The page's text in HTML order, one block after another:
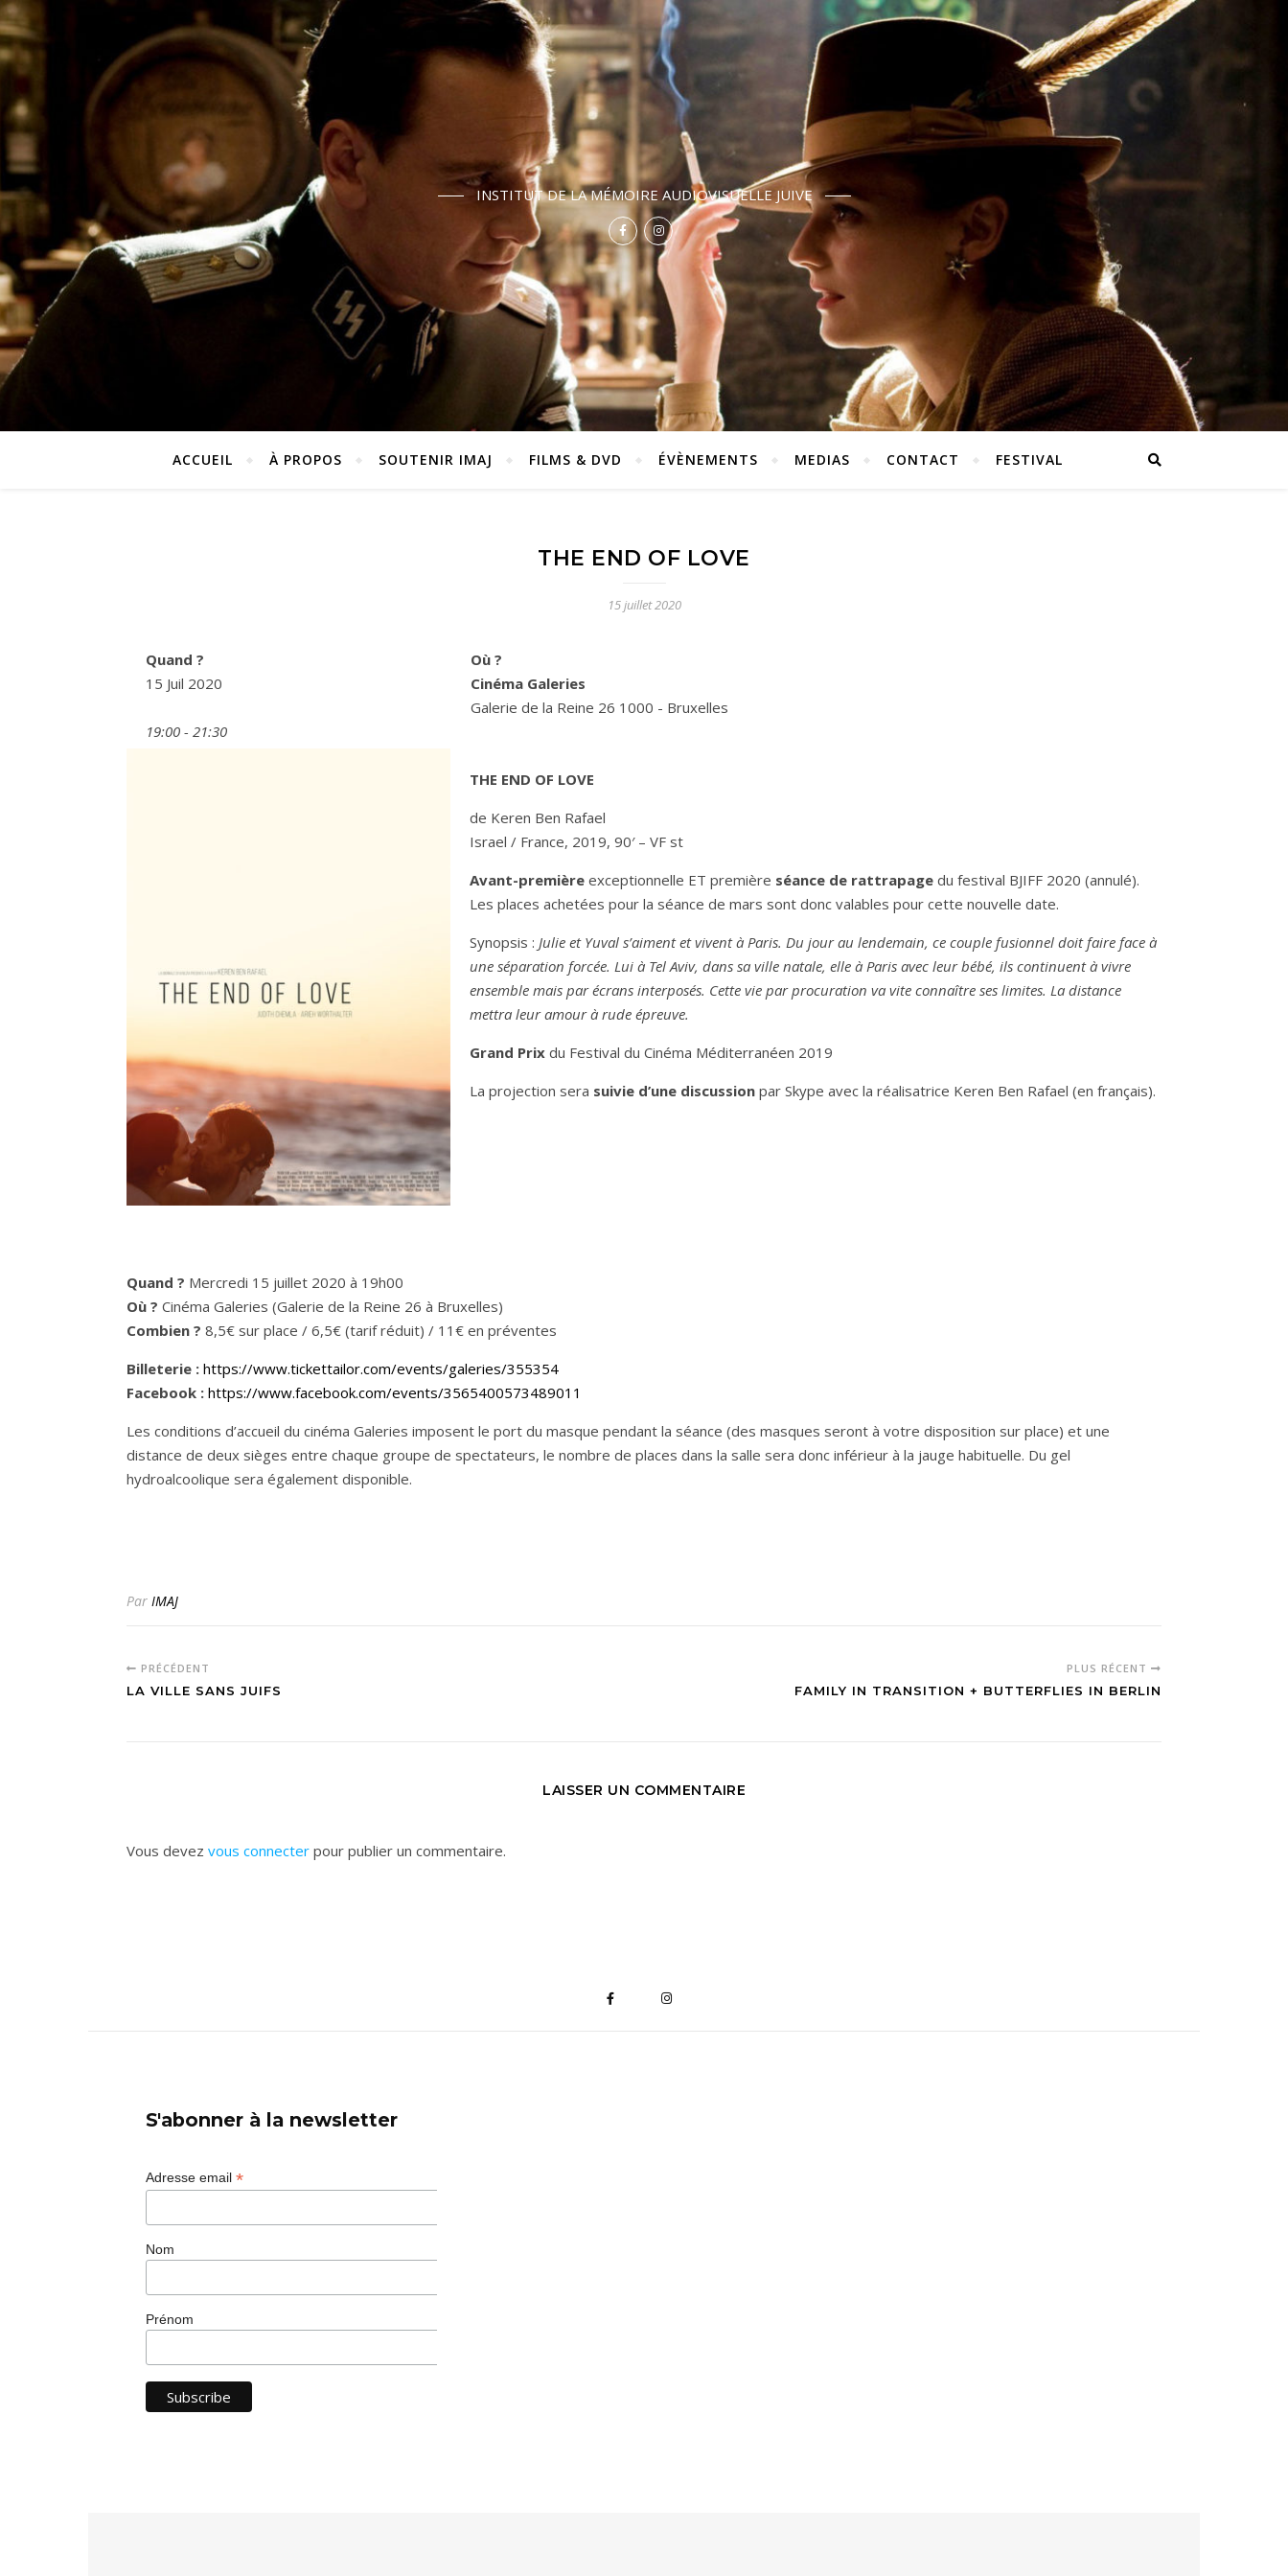
INSTITUT DE LA MÉMOIRE AUDIOVISUELLE JUIVE
ACCUEIL À PROPOS SOUTENIR IMAJ FILMS & DVD ÉVÈNEMENTS MEDIAS CONTACT FESTIVAL
THE END OF LOVE
15 juillet 2020
Quand ?
15 Juil 2020
19:00 - 21:30
Où ?
Cinéma Galeries
Galerie de la Reine 26 1000 - Bruxelles
THE END OF LOVE
de Keren Ben Rafael
Israel / France, 2019, 90′ – VF st
Avant-première exceptionnelle ET première séance de rattrapage du festival BJIFF 2020 (annulé).
Les places achetées pour la séance de mars sont donc valables pour cette nouvelle date.
Synopsis : Julie et Yuval s’aiment et vivent à Paris. Du jour au lendemain, ce couple fusionnel doit faire face à
une séparation forcée. Lui à Tel Aviv, dans sa ville natale, elle à Paris avec leur bébé, ils continuent à vivre
ensemble mais par écrans interposés. Cette vie par procuration va vite connaître ses limites. La distance
mettra leur amour à rude épreuve.
Grand Prix du Festival du Cinéma Méditerranéen 2019
La projection sera suivie d’une discussion par Skype avec la réalisatrice Keren Ben Rafael (en français).
Quand ? Mercredi 15 juillet 2020 à 19h00
Où ? Cinéma Galeries (Galerie de la Reine 26 à Bruxelles)
Combien ? 8,5€ sur place / 6,5€ (tarif réduit) / 11€ en préventes
Billeterie : https://www.tickettailor.com/events/galeries/355354
Facebook : https://www.facebook.com/events/3565400573489011
Les conditions d’accueil du cinéma Galeries imposent le port du masque pendant la séance (des masques seront à votre disposition sur place) et une
distance de deux sièges entre chaque groupe de spectateurs, le nombre de places dans la salle sera donc inférieur à la jauge habituelle. Du gel
hydroalcoolique sera également disponible.
Par IMAJ
PRÉCÉDENT
LA VILLE SANS JUIFS
PLUS RÉCENT
FAMILY IN TRANSITION + BUTTERFLIES IN BERLIN
LAISSER UN COMMENTAIRE
Vous devez vous connecter pour publier un commentaire.
S'abonner à la newsletter
Adresse email *
Nom
Prénom